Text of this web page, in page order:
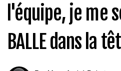
l'équipe, je me
BALLE dans la